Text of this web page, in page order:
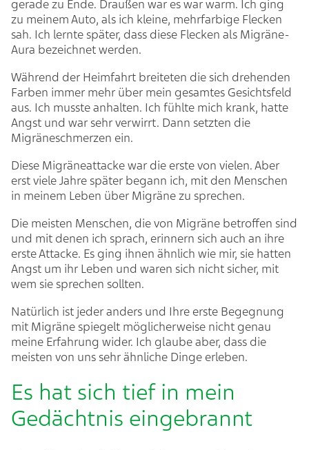
gerade zu Ende. Draußen war es war warm. Ich ging
zu meinem Auto, als ich kleine, mehrfarbige Flecken
sah. Ich lernte später, dass diese Flecken als Migräne-
Aura bezeichnet werden.
Während der Heimfahrt breiteten die sich drehenden
Farben immer mehr über mein gesamtes Gesichtsfeld
aus. Ich musste anhalten. Ich fühlte mich krank, hatte
Angst und war sehr verwirrt. Dann setzten die
Migräneschmerzen ein.
Diese Migräneattacke war die erste von vielen. Aber
erst viele Jahre später begann ich, mit den Menschen
in meinem Leben über Migräne zu sprechen.
Die meisten Menschen, die von Migräne betroffen sind
und mit denen ich sprach, erinnern sich auch an ihre
erste Attacke. Es ging ihnen ähnlich wie mir, sie hatten
Angst um ihr Leben und waren sich nicht sicher, mit
wem sie sprechen sollten.
Natürlich ist jeder anders und Ihre erste Begegnung
mit Migräne spiegelt möglicherweise nicht genau
meine Erfahrung wider. Ich glaube aber, dass die
meisten von uns sehr ähnliche Dinge erleben.
Es hat sich tief in mein
Gedächtnis eingebrannt